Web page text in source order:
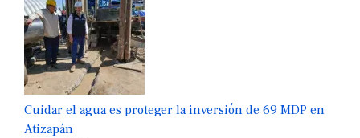
Cuidar el agua es proteger la inversión de 69 MDP en
Atizapán